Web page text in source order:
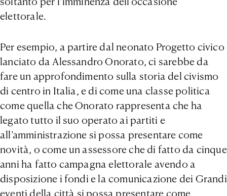
elettorale.
Per esempio, a partire dal neonato Progetto civico
lanciato da Alessandro Onorato, ci sarebbe da
fare un approfondimento sulla storia del civismo
di centro in Italia, e di come una classe politica
come quella che Onorato rappresenta che ha
legato tutto il suo operato ai partiti e
all’amministrazione si possa presentare come
novità, o come un assessore che di fatto da cinque
anni ha fatto campagna elettorale avendo a
disposizione i fondi e la comunicazione dei Grandi
eventi della città si possa presentare come